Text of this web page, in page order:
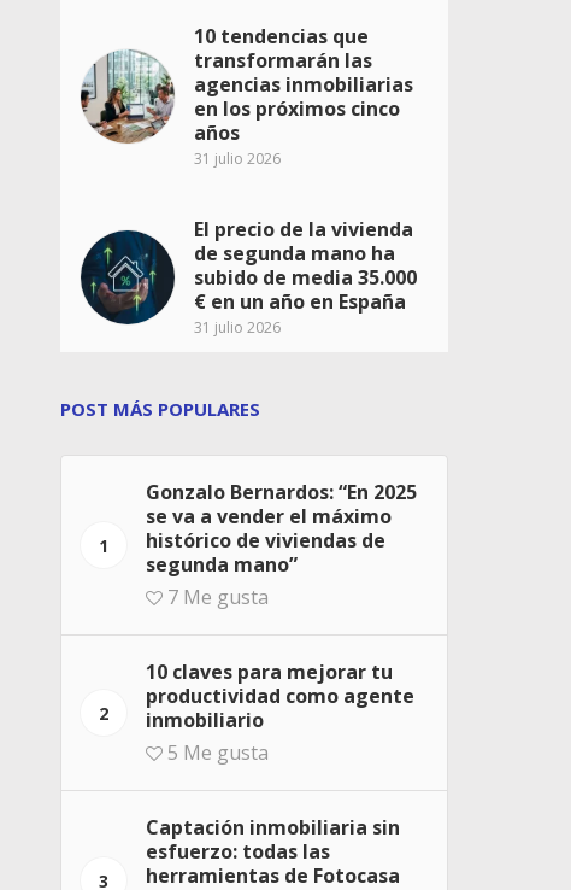
10 tendencias que
transformarán las
agencias inmobiliarias
en los próximos cinco
años
31 julio 2026
El precio de la vivienda
de segunda mano ha
subido de media 35.000
€ en un año en España
31 julio 2026
POST MÁS POPULARES
1
Gonzalo Bernardos: “En 2025
se va a vender el máximo
histórico de viviendas de
segunda mano”
7 Me gusta
2
10 claves para mejorar tu
productividad como agente
inmobiliario
5 Me gusta
3
Captación inmobiliaria sin
esfuerzo: todas las
herramientas de Fotocasa